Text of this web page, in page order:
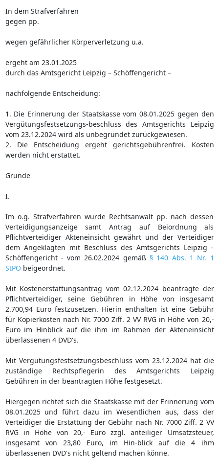
In dem Strafverfahren
gegen pp.
wegen gefährlicher Körperverletzung u.a.
ergeht am 23.01.2025
durch das Amtsgericht Leipzig – Schöffengericht –
nachfolgende Entscheidung:
1. Die Erinnerung der Staatskasse vom 08.01.2025 gegen den
Vergütungsfestsetzungs-beschluss des Amtsgerichts Leipzig
vom 23.12.2024 wird als unbegründet zurückgewiesen.
2. Die Entscheidung ergeht gerichtsgebührenfrei. Kosten
werden nicht erstattet.
Gründe
I.
Im o.g. Strafverfahren wurde Rechtsanwalt pp. nach dessen
Verteidigungsanzeige samt Antrag auf Beiordnung als
Pflichtverteidiger Akteneinsicht gewährt und der Verteidiger
dem Angeklagten mit Beschluss des Amtsgerichts Leipzig -
Schöffengericht - vom 26.02.2024 gemäß § 140 Abs. 1 Nr. 1
StPO beigeordnet.
Mit Kostenerstattungsantrag vom 02.12.2024 beantragte der
Pflichtverteidiger, seine Gebühren in Höhe von insgesamt
2.700,94 Euro festzusetzen. Hierin enthalten ist eine Gebühr
für Kopierkosten nach Nr. 7000 Ziff. 2 VV RVG in Höhe von 20,-
Euro im Hinblick auf die ihm im Rahmen der Akteneinsicht
überlassenen 4 DVD's.
Mit Vergütungsfestsetzungsbeschluss vom 23.12.2024 hat die
zuständige Rechtspflegerin des Amtsgerichts Leipzig
Gebühren in der beantragten Höhe festgesetzt.
Hiergegen richtet sich die Staatskasse mit der Erinnerung vom
08.01.2025 und führt dazu im Wesentlichen aus, dass der
Verteidiger die Erstattung der Gebühr nach Nr. 7000 Ziff. 2 VV
RVG in Höhe von 20,- Euro zzgl. anteiliger Umsatzsteuer,
insgesamt von 23,80 Euro, im Hin-blick auf die 4 ihm
überlassenen DVD's nicht geltend machen könne.